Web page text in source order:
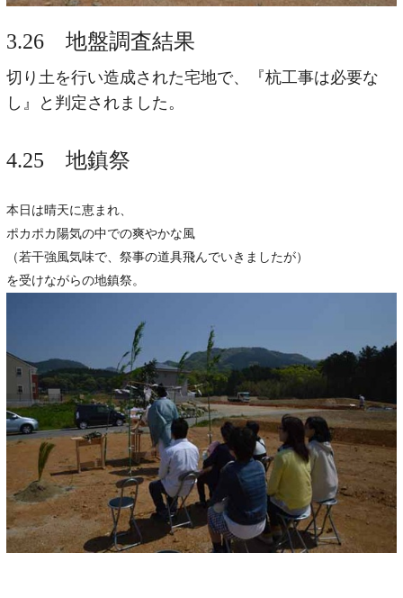
3.26 地盤調査結果
切り土を行い造成された宅地で、
『杭工事は必要な
し』と判定されました。
4.25 地鎮祭
本日は晴天に恵まれ、
ポカポカ陽気の中での爽やかな風
（若干強風気味で、祭事の道具飛んでいきましたが）
を受けながらの地鎮祭。